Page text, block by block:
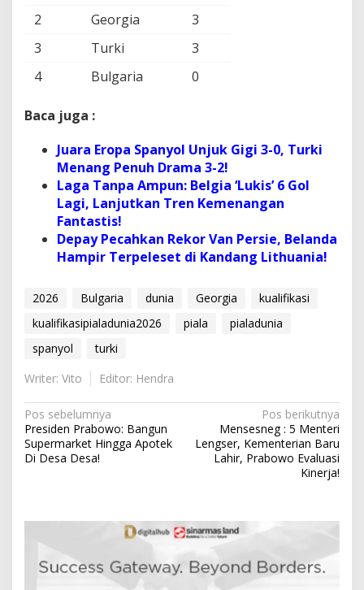
2 Georgia
3
3
Turki
3
4
Bulgaria 0
Baca juga :
Juara Eropa Spanyol Unjuk Gigi 3-0, Turki
Menang Penuh Drama 3-2!
Laga Tanpa Ampun: Belgia ‘Lukis’ 6 Gol
Lagi, Lanjutkan Tren Kemenangan
Fantastis!
Depay Pecahkan Rekor Van Persie, Belanda
Hampir Terpeleset di Kandang Lithuania!
2026 Bulgaria dunia Georgia
kualifikasi
kualifikasipialadunia2026
piala
pialadunia
spanyol
turki
Writer: Vito
Editor: Hendra
N
a
v
Pos sebelumnya
Presiden Prabowo: Bangun
Supermarket Hingga Apotek
Di Desa Desa!
Pos berikutnya
Mensesneg : 5 Menteri
Lengser, Kementerian Baru
Lahir, Prabowo Evaluasi
Kinerja!